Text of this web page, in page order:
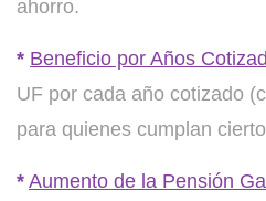
ahorro.
* Beneficio por Años
UF por cada año cotizado
para quienes cumplan
* Aumento de la Pensión